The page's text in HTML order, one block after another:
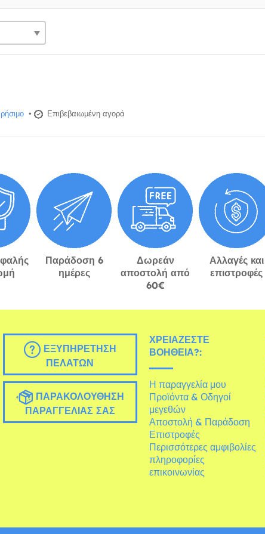
• Επιβεβαιωμένη αγορά
Παράδοση 6
ημέρες
Δωρεάν
αποστολή από
60€
Αλλαγές και
επιστροφές
ΕΞΥΠΗΡΈΤΗΣΗ
ΠΕΛΑΤΏΝ
ΠΑΡΑΚΟΛΟΎΘΗΣΗ
ΠΑΡΑΓΓΕΛΊΑΣ ΣΑΣ
ΧΡΕΙΆΖΕΣΤΕ
ΒΟΉΘΕΙΑ?:
Η παραγγελία μου
Προϊόντα & Οδηγοί
μεγεθών
Αποστολή & Παράδοση
Επιστροφές
Περισσότερες αμφιβολίες
πληροφορίες
επικοινωνίας